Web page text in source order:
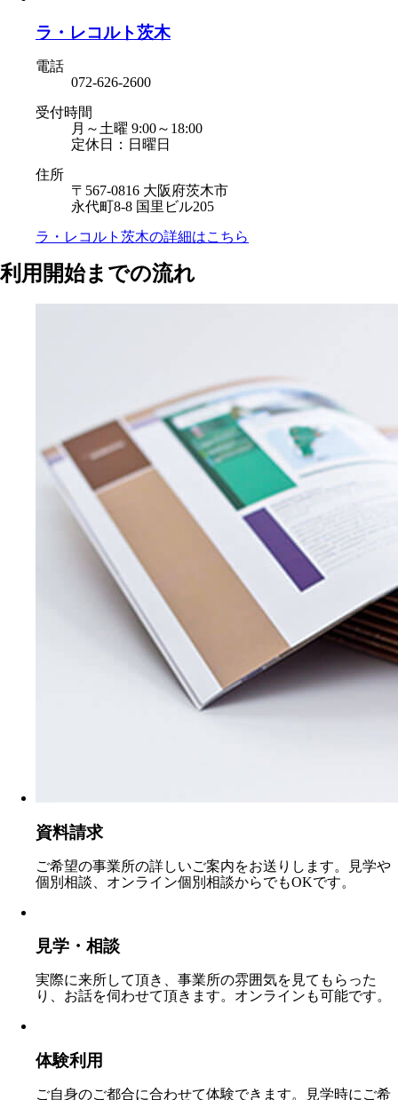
ラ・レコルト茨木
電話
072-626-2600
受付時間
月～土曜 9:00～18:00
定休日：日曜日
住所
〒567-0816 大阪府茨木市
永代町8-8 国里ビル205
ラ・レコルト茨木の詳細はこちら
利用開始までの流れ
資料請求
ご希望の事業所の詳しいご案内をお送りします。見学や
個別相談、オンライン個別相談からでもOKです。
見学・相談
実際に来所して頂き、事業所の雰囲気を見てもらった
り、お話を伺わせて頂きます。オンラインも可能です。
体験利用
ご自身のご都合に合わせて体験できます。見学時にご希